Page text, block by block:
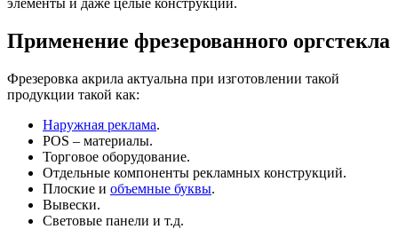
Применение фрезерованного оргстекла
Фрезеровка акрила актуальна при изготовлении такой
продукции такой как:
Наружная реклама.
POS – материалы.
Торговое оборудование.
Отдельные компоненты рекламных конструкций.
Плоские и объемные буквы.
Вывески.
Световые панели и т.д.